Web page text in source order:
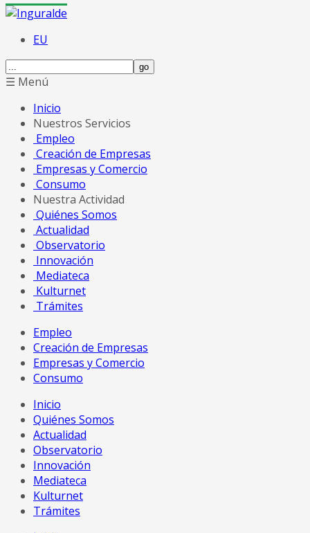
EU
☰ Menú
Inicio
Nuestros Servicios
Empleo
Creación de Empresas
Empresas y Comercio
Consumo
Nuestra Actividad
Quiénes Somos
Actualidad
Observatorio
Innovación
Mediateca
Kulturnet
Trámites
Empleo
Creación de Empresas
Empresas y Comercio
Consumo
Inicio
Quiénes Somos
Actualidad
Observatorio
Innovación
Mediateca
Kulturnet
Trámites